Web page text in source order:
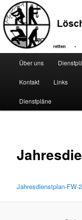
Zum
primären
Inhalt
springen
HauptmenüÜber uns
Kontakt Links
Dienstpläne
Jahresdienstplan-FW-